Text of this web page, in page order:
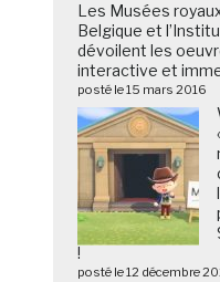
Les Musées
Belgique et
dévoilent les
interactive et
posté le 15 mars 2016
!
posté le 12 décembre